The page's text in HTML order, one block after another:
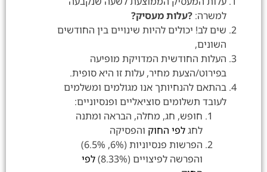
למשרה: ?עלות מעסיק?
שים לב! יכולים להיות שינויים בין החודשים
השונים,
העלות החודשית המדויקת מופיעה
בפירוט/הצעת מחיר, עלות זו היא סופית.
בהתאם להנחיותך אנו מגולמים ומשלמים
לעובד תשלומים סוציאליים ופנסיוניים:
חופש, חג, מחלה, הבראה ומתנה
לחגלפי החוק והפסיקה
הפרשות פנסיוניות (6%, 6.5%)
והפרשה לפיצויים (8.33%)
לפי